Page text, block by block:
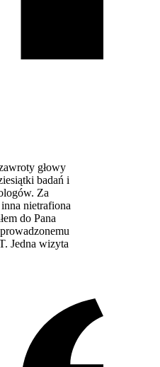
głowy
badań i
Za
nietrafiona
do Pana
Jedna wizyta